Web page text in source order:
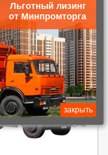
КО-505А
Льготный лизинг
от Минпромторга
закрыть